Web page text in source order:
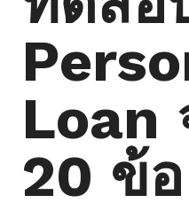
Loan
20 ข้